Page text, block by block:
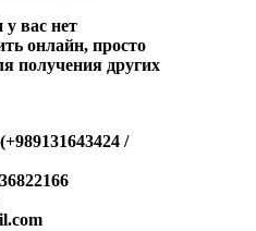
вас нет
онлайн, просто
получения других
/